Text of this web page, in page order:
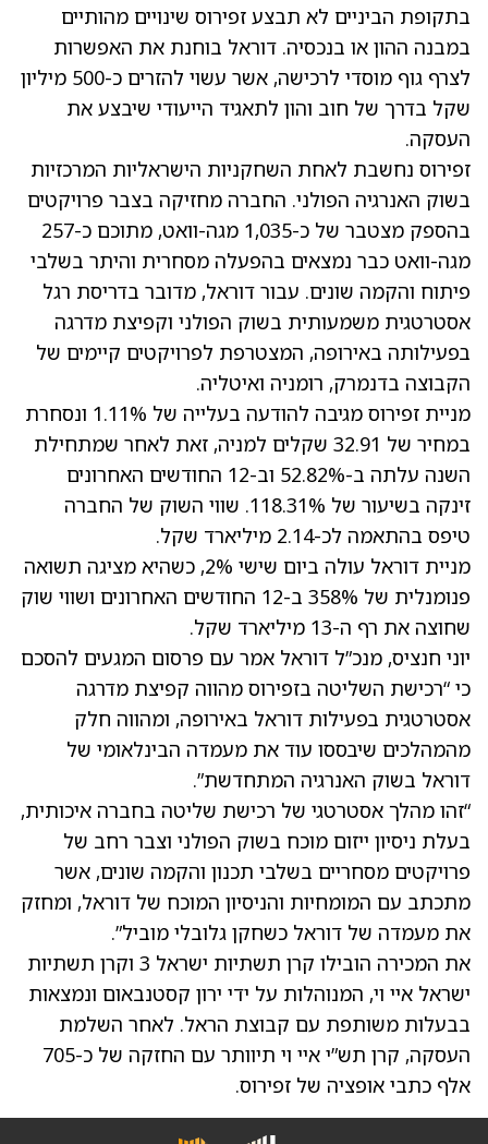
בתקופת הביניים לא תבצע זפירוס שינויים מהותיים
במבנה ההון או בנכסיה. דוראל בוחנת את האפשרות
לצרף גוף מוסדי לרכישה, אשר עשוי להזרים כ-500 מיליון
שקל בדרך של חוב והון לתאגיד הייעודי שיבצע את
העסקה.
זפירוס נחשבת לאחת השחקניות הישראליות המרכזיות
בשוק האנרגיה הפולני. החברה מחזיקה בצבר פרויקטים
בהספק מצטבר של כ-1,035 מגה-וואט, מתוכם כ-257
מגה-וואט כבר נמצאים בהפעלה מסחרית והיתר בשלבי
פיתוח והקמה שונים. עבור דוראל, מדובר בדריסת רגל
אסטרטגית משמעותית בשוק הפולני וקפיצת מדרגה
בפעילותה באירופה, המצטרפת לפרויקטים קיימים של
הקבוצה בדנמרק, רומניה ואיטליה.
מניית זפירוס מגיבה להודעה בעלייה של 1.11% ונסחרת
במחיר של 32.91 שקלים למניה, זאת לאחר שמתחילת
השנה עלתה ב-52.82% וב-12 החודשים האחרונים
זינקה בשיעור של 118.31%. שווי השוק של החברה
טיפס בהתאמה לכ-2.14 מיליארד שקל.
מניית דוראל עולה ביום שישי 2%, כשהיא מציגה תשואה
פנומנלית של 358% ב-12 החודשים האחרונים ושווי שוק
שחוצה את רף ה-13 מיליארד שקל.
יוני חנציס, מנכ”ל דוראל אמר עם פרסום המגעים להסכם
כי “רכישת השליטה בזפירוס מהווה קפיצת מדרגה
אסטרטגית בפעילות דוראל באירופה, ומהווה חלק
מהמהלכים שיבססו עוד את מעמדה הבינלאומי של
דוראל בשוק האנרגיה המתחדשת”.
“זהו מהלך אסטרטגי של רכישת שליטה בחברה איכותית,
בעלת ניסיון ייזום מוכח בשוק הפולני וצבר רחב של
פרויקטים מסחריים בשלבי תכנון והקמה שונים, אשר
מתכתב עם המומחיות והניסיון המוכח של דוראל, ומחזק
את מעמדה של דוראל כשחקן גלובלי מוביל”.
את המכירה הובילו קרן תשתיות ישראל 3 וקרן תשתיות
ישראל איי וי, המנוהלות על ידי ירון קסטנבאום ונמצאות
בבעלות משותפת עם קבוצת הראל. לאחר השלמת
העסקה, קרן תש”י איי וי תיוותר עם החזקה של כ-705
אלף כתבי אופציה של זפירוס.